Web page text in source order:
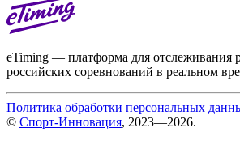
eTiming — платформа для отслеживания
российских соревнований в реальном
Политика обработки персональных
© Спорт-Инновация, 2023—2026.